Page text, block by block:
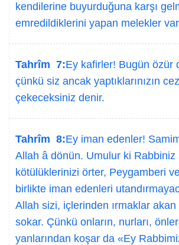
kendilerine buyurduğuna karşı
emredildiklerini yapan melekler
Tahrîm 7:Ey kafirler! Bugün özür
çünkü siz ancak yaptıklarınızın
çekeceksiniz denir.
Tahrîm 8:Ey iman edenler!
Allah â dönün. Umulur ki Rabbiniz
kötülüklerinizi örter, Peygamberi
birlikte iman edenleri
Allah sizi, içlerinden ırmaklar
sokar. Çünkü onların, nurları,
yanlarından koşar da «Ey